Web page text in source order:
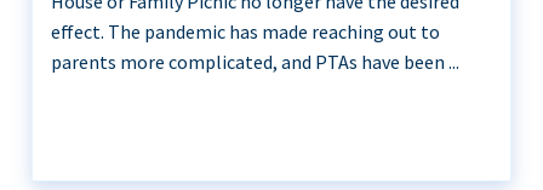
effect. The pandemic has made reaching out to
parents more complicated, and PTAs have been ...